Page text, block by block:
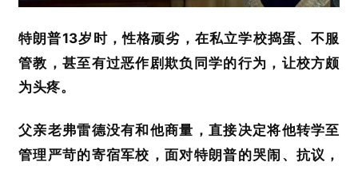
特朗普13岁时，性格顽劣，在私立学校捣蛋、不服
管教，甚至有过恶作剧欺负同学的行为，让校方颇
为头疼。
父亲老弗雷德没有和他商量，直接决定将他转学至
管理严苛的寄宿军校，面对特朗普的哭闹、抗议，